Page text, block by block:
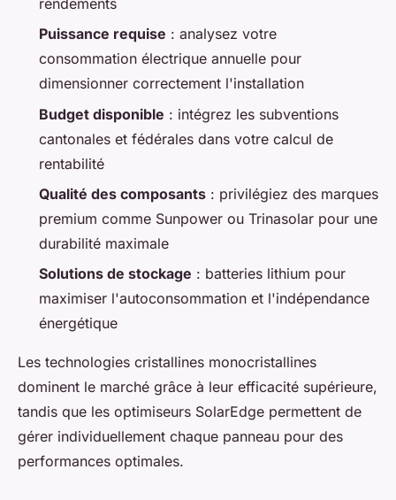
Puissance requise : analysez votre
consommation électrique annuelle pour
dimensionner correctement l'installation
Budget disponible : intégrez les subventions
cantonales et fédérales dans votre calcul de
rentabilité
Qualité des composants : privilégiez des marques
premium comme Sunpower ou Trinasolar pour une
durabilité maximale
Solutions de stockage : batteries lithium pour
maximiser l'autoconsommation et l'indépendance
énergétique
Les technologies cristallines monocristallines
dominent le marché grâce à leur efficacité supérieure,
tandis que les optimiseurs SolarEdge permettent de
gérer individuellement chaque panneau pour des
performances optimales.